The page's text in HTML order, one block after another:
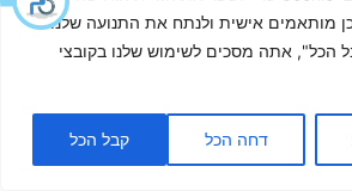
מותאמים אישית ולנתח את התנועה שלנו.
הכל", אתה מסכים לשימוש שלנו בקובצי
דחה הכל קבל הכל